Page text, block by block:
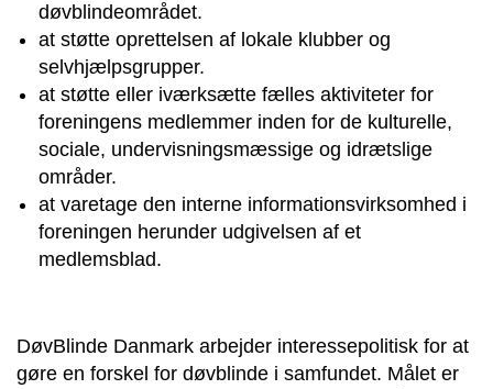
døvblindeområdet.
at støtte oprettelsen af lokale klubber og
selvhjælpsgrupper.
at støtte eller iværksætte fælles aktiviteter for
foreningens medlemmer inden for de kulturelle,
sociale, undervisningsmæssige og idrætslige
områder.
at varetage den interne informationsvirksomhed i
foreningen herunder udgivelsen af et
medlemsblad.
DøvBlinde Danmark arbejder interessepolitisk for at
gøre en forskel for døvblinde i samfundet. Målet er